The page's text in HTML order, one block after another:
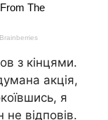
з кінцями.
акція,
я
відповів.